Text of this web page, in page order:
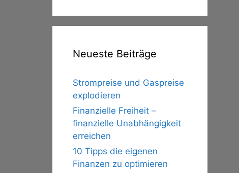
Neueste Beiträge
Strompreise und Gaspreise
explodieren
Finanzielle Freiheit –
finanzielle Unabhängigkeit
erreichen
10 Tipps die eigenen
Finanzen zu optimieren